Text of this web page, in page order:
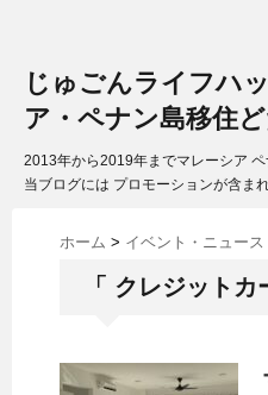
じゅごんライフハ
ア・ペナン島移住
2013年から2019年までマレーシア
当ブログには プロモーションが含ま
ホーム > イベント・ニュース
「 クレジット